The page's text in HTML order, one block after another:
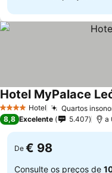
4 EstrelasHotel Quartos
Hotel MyPalace
8,8 Excelente 5.407 a
De € 98
Consulte os preços de